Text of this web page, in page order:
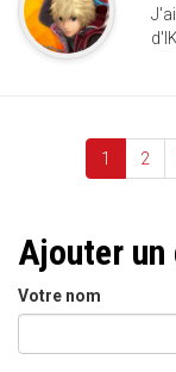
1 2
Ajouter
Votre nom